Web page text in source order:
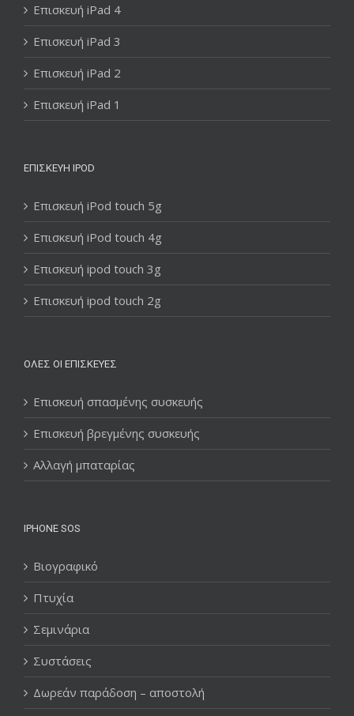
Επισκευή iPad 4
Επισκευή iPad 3
Επισκευή iPad 2
Επισκευή iPad 1
ΕΠΙΣΚΕΥΉ IPOD
Επισκευή iPod touch 5g
Επισκευή iPod touch 4g
Επισκευή ipod touch 3g
Επισκευή ipod touch 2g
ΌΛΕΣ ΟΙ ΕΠΙΣΚΕΥΈΣ
Επισκευή σπασμένης συσκευής
Επισκευή βρεγμένης συσκευής
Αλλαγή μπαταρίας
IPHONE SOS
Βιογραφικό
Πτυχία
Σεμινάρια
Συστάσεις
Δωρεάν παράδοση – αποστολή